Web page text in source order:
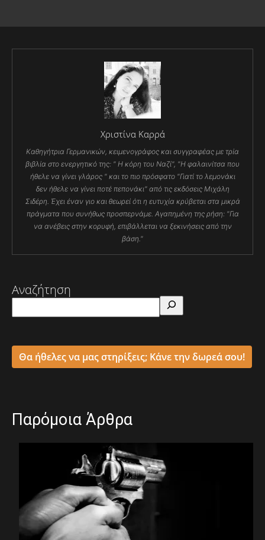
Χριστίνα Καρρά
Καθηγήτρια Γερμανικών, κειμενογράφος και συγγραφέας με τρία
βιβλία στο ενεργητικό της: " Η κόρη του Ναζί", "Η φαλαινίτσα που
ήθελε να γίνει γλάρος " και το πιο πρόσφατο "Γιατί το λεμονάκι
δεν ήθελε να γίνει ποτέ πεπονάκι" από τις εκδόσεις Μιχάλη
Σιδέρη. Έχει έναν γιο και θεωρεί ότι η ευτυχία κρύβεται στα μικρά
πράγματα που συνήθως προσπερνάμε. Αγαπημένη της ρήση: "Για
να ανέβεις στην κορυφή, επιβάλλεται να ξεκινήσεις από την
βάση."
Αναζήτηση
Θα ήθελες να μας στηρίξεις; Κάνε την δωρεά σου!
Παρόμοια Άρθρα